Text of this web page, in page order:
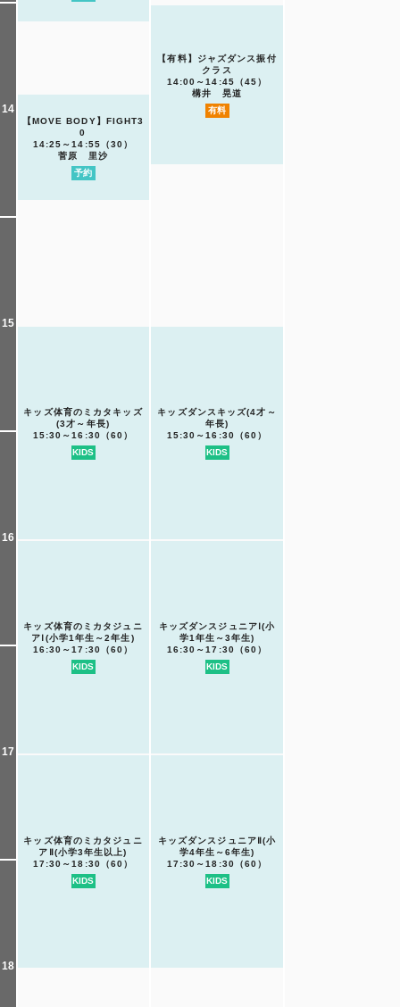
14
15
16
17
18
【有料】ジャズダンス振付
クラス
14:00～14:45（45）
構井 晃道
有料
【MOVE BODY】FIGHT3
0
14:25～14:55（30）
菅原 里沙
予約
キッズ体育のミカタキッズ
(3才～年長)
15:30～16:30（60）
KIDS
キッズダンスキッズ(4才～
年長)
15:30～16:30（60）
KIDS
キッズ体育のミカタジュニ
アⅠ(小学1年生～2年生)
16:30～17:30（60）
KIDS
キッズダンスジュニアⅠ(小
学1年生～3年生)
16:30～17:30（60）
KIDS
キッズ体育のミカタジュニ
アⅡ(小学3年生以上)
17:30～18:30（60）
KIDS
キッズダンスジュニアⅡ(小
学4年生～6年生)
17:30～18:30（60）
KIDS